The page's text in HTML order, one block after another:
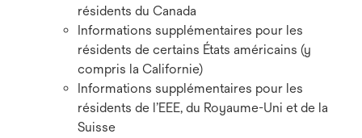
résidents du Canada
Informations supplémentaires pour les
résidents de certains États américains (y
compris la Californie)
Informations supplémentaires pour les
résidents de l’EEE, du Royaume-Uni et de la
Suisse